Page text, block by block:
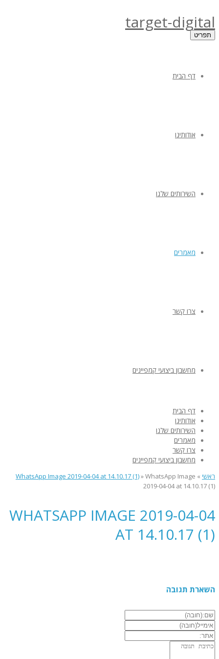
target-digital
תפריט
דף הבית
אודותינו
השירותים שלנו
מאמרים
צרו קשר
מחשבון ביצועי קמפיינים
דף הבית
אודותינו
השירותים שלנו
מאמרים
צרו קשר
מחשבון ביצועי קמפיינים
ראשי »
WhatsApp Image 2019-04-04 at 14.10.17 (1)»WhatsApp Image
2019-04-04 at 14.10.17 (1)
WHATSAPP IMAGE 2019-04-04
AT 14.10.17 (1)
השארת תגובה